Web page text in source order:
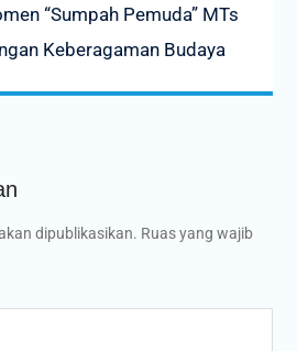
“Sumpah Pemuda” MTs
Keberagaman Budaya
dipublikasikan. Ruas yang wajib